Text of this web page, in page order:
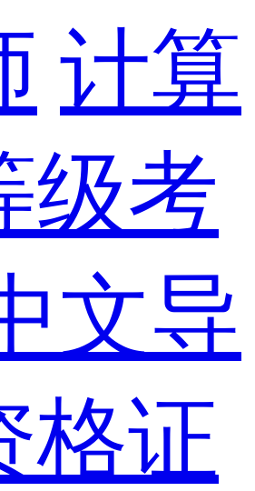
计算
级考
文导
格证